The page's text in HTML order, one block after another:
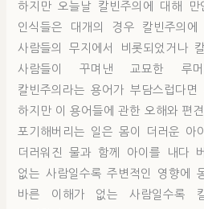
하지만 오늘날 칼빈주의에 대해 만
인식들은 대개의 경우 칼빈주의
사람들의 무지에서 비롯되었거나
사람들이 꾸며낸 교묘한 루
칼빈주의라는 용어가 부담스럽다면
하지만 이 용어들에 관한 오해와 편
포기해버리는 일은 몸이 더러운 아
더러워진 물과 함께 아이를 내다
없는 사람일수록 주변적인 영향에
바른 이해가 없는 사람일수록